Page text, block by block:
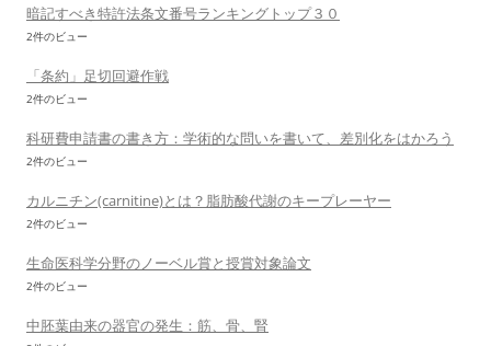
暗記すべき特許法条文番号ランキングトップ３０
2件のビュー
「条約」足切回避作戦
2件のビュー
科研費申請書の書き方：学術的な問いを書いて、差別化をはかろう
2件のビュー
カルニチン(carnitine)とは？脂肪酸代謝のキープレーヤー
2件のビュー
生命医科学分野のノーベル賞と授賞対象論文
2件のビュー
中胚葉由来の器官の発生：筋、骨、腎